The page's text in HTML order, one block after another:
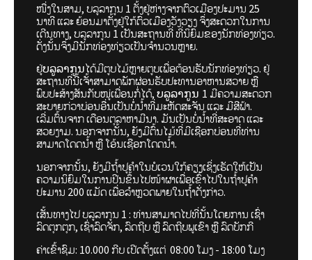
ໜື່ງໃນສາມ, ບລູລາກູນ 1 ຕັ້ງຢູ່ຫ່າງຈາກຕົວເມືອງປະມານ 25
ນາທີ ແລະ ຍ້ອນມາຕັ້ງຢູ່ໃກ້ຕົວເມືອງວັງວຽງ ຈຶ່ງສະດວກໃນການ
ເດີນທາງ, ບລູລາກູນ 1 ເປັນສະຖານທີ່ ທີ່ນິຍົມຂອງນັກທ່ອງທ່ຽວ.
ດັ່ງນັ້ນຈຶ່ງມີນັກທ່ອງທ່ຽວເປັນຈຳນວນຫຼາຍ.
ຢູ່ບລູລາກູນໄດ້ມີຕູບໄມ້ຫຼາຍຕູບເພື່ອຕ້ອນຮັບນັກທ່ອງທ່ຽວ. ຢູ່
ສະຖານທີ່ນີ້ເຈັ້າສາມາດພັກຜ່ອນຮັບປະທານອາຫານສວາຍ ຫຼື
ພົບປະສ້າງສັນກັບໜູ່ເພື່ອນກໍ່ໄດ້, ບລູລາກູນ 1 ມີຄວາມສະດວກ
ສະບາຍກ່ວາບ່ອນອື່ນເປັນບໍ່ນ້ຳທີ່ມະຫັດສະຈັນ ແລະ ມີສີຟ້າ.
ເລີ່ມຕົ້ນຈາກ ເດືອນຕຸລາຫາມີນາ. ມັນເປັນບໍ່ນ້ຳທີ່ສະອາດ ແລະ
ສວຍງາມ. ນອກຈາກນັ້ນ, ຍັງມີຕົ້ນໄມ້ທີ່ມີເຊືອກບ່ອນທີ່ທ່ານ
ສາມາດໂດດນ້ຳ ຫຼື ໂອ້ນເຊືອກໂດດນ້ຳ.
ນອກຈາກນັ້ນ, ຍັງມີຖ້ຳປູຄຳໃນບໍເວນໃກ້ຄຽງເຊິ່ງເຮັດໃຫ້ເປັນ
ຄວາມນິຍົມໃນການປີນຂຶ້ນໄປໜ້າຜາເພື່ອເຂົ້າໄປໃນຖ້ຳປູຄຳ
ປະມານ 200 ແມັດ ເພື່ອລຳຫຼວດພາຍໃນຖ້ຳດັ່ງກ່າວ.
ເສັ້ນທາງໄປ ບລູລາກູນ 1 : ທ່ານສາມາດໄປທີ່ນັ້ນໂດຍການ ເຊົ່າ
ລົດຕຸກຕຸກ, ເຊົ່າລົດຈັກ, ລົດຖີບ ຫຼື ລົດຖີບພູເຂົາ ຫຼື ລົດບັກກີ
ຄ່າເຂົ້າຊົມ: 10.000 ກີບ ເປີດຕັ້ງແຕ່ 08:00 ໂມງ - 18:00 ໂມງ